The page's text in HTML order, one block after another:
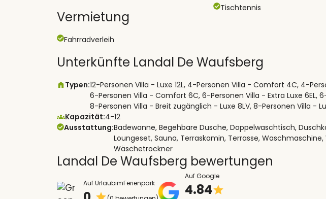
Vermietung
Fahrradverleih
Tischtennis
Unterkünfte Landal De Waufsberg
Typen:12-Personen Villa - Luxe 12L, 4-Personen Villa - Comfort 4C, 4-
6-Personen Villa - Comfort 6C, 6-Personen Villa - Extra Luxe 6EL,
8-Personen Villa - Breit zugänglich - Luxe 8LV, 8-Personen Villa -
Kapazität:4-12
Ausstattung:Badewanne, Begehbare Dusche, Doppelwaschtisch,
Loungeset, Sauna, Terraskamin, Terrasse, Waschmaschine,
Wäschetrockner
Landal De Waufsberg bewertungen
Auf UrlaubimFerienpark
Auf Google
4.84